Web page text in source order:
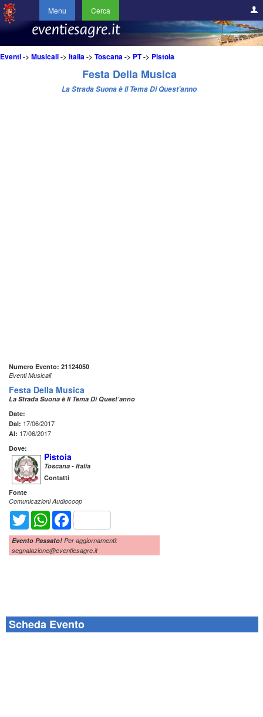
Menu Cerca
Eventi-> Musicali-> Italia-> Toscana-> PT-> Pistoia
Festa Della Musica
La Strada Suona è Il Tema Di Quest’anno
Numero Evento: 21124050
Eventi Musicali
Festa Della Musica
La Strada Suona è Il Tema Di Quest’anno
Date:
Dal: 17/06/2017
Al: 17/06/2017
Dove:
Pistoia
Toscana - Italia
Contatti
Fonte
Comunicazioni Audiocoop
Twitter WhatsAppFacebook
Evento Passato! Per aggiornamenti:
segnalazione@eventiesagre.it
Scheda Evento